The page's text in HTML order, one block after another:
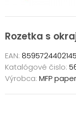
Rozetka s
EAN: 8595724402145
Katalógové čislo:
Výrobca: MFP